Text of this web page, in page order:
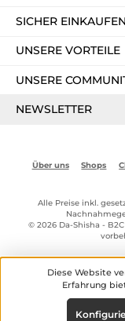
SICHER EINKAUFEN
UNSERE VORTEILE
UNSERE
NEWSLETTER
Über uns Shops
Alle Preise inkl.
© 2026 Da-Shisha -
Diese Website
Erfahrung